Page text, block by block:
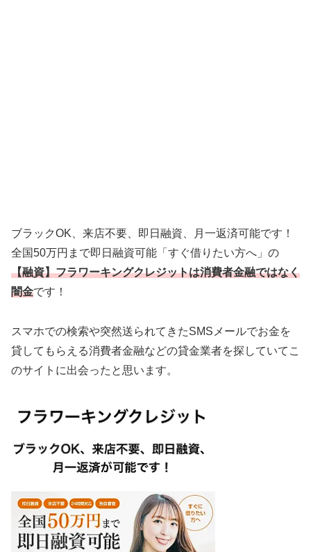
ブラックOK、来店不要、即日融資、月一返済可能です！
全国50万円まで即日融資可能「すぐ借りたい方へ」の
【融資】フラワーキングクレジットは消費者金融ではなく
闇金です！
スマホでの検索や突然送られてきたSMSメールでお金を
貸してもらえる消費者金融などの貸金業者を探していてこ
のサイトに出会ったと思います。